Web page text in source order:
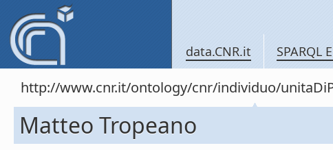
data.CNR.it SPARQL
http://www.cnr.it/ontology/cnr/individuo/
Matteo Tropeano